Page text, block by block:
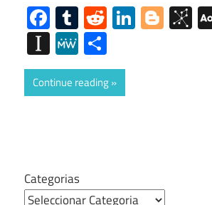
Facebook
Tumblr
Reddit
Instapaper
MeWe
Continue reading
Categorias